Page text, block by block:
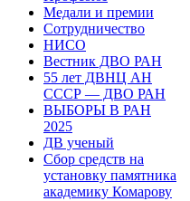
Медали и премии
Сотрудничество
НИСО
Вестник ДВО РАН
55 лет ДВНЦ АН
СССР — ДВО РАН
ВЫБОРЫ В РАН
2025
ДВ ученый
Сбор средств на
установку памятника
академику Комарову